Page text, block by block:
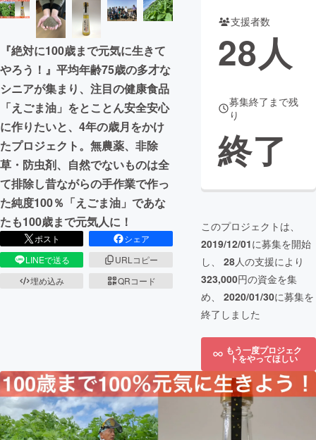
『絶対に100歳まで元気に生きて
やろう！』平均年齢75歳の多才な
シニアが集まり、注目の健康食品
「えごま油」をとことん安全安心
に作りたいと、4年の歳月をかけ
たプロジェクト。無農薬、非除
草・防虫剤、自然でないものは全
て排除し昔ながらの手作業で作っ
た純度100％「えごま油」であな
たも100歳まで元気人に！
ポスト
シェア
LINEで送る
URLコピー
埋め込み
QRコード
支援者数
28人
募集終了まで残
り
終了
このプロジェクトは、
2019/12/01に募集を開始
し、 28人の支援により
323,000円の資金を集
め、 2020/01/30に募集を
終了しました
もう一度プロジェク
トをやってほしい